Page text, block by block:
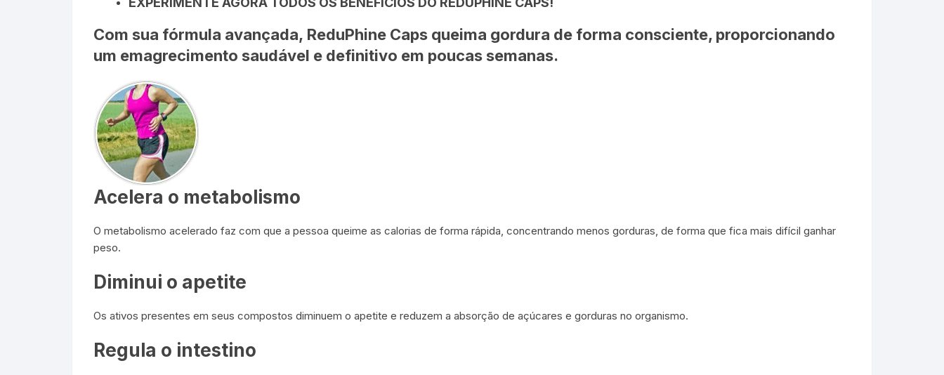
Com sua fórmula avançada, ReduPhine Caps queima gordura de forma consciente, proporcionando
um emagrecimento saudável e definitivo em poucas semanas.
Acelera o metabolismo
O metabolismo acelerado faz com que a pessoa queime as calorias de forma rápida, concentrando menos gorduras, de forma que fica mais difícil ganhar
peso.
Diminui o apetite
Os ativos presentes em seus compostos diminuem o apetite e reduzem a absorção de açúcares e gorduras no organismo.
Regula o intestino